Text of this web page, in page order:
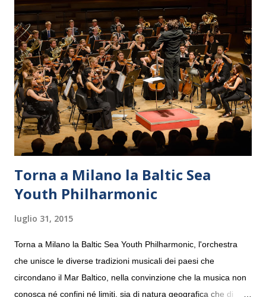
Torna a Milano la Baltic Sea
Youth Philharmonic
luglio 31, 2015
Torna a Milano la Baltic Sea Youth Philharmonic, l'orchestra
che unisce le diverse tradizioni musicali dei paesi che
circondano il Mar Baltico, nella convinzione che la musica non
conosca né confini né limiti, sia di natura geografica che di